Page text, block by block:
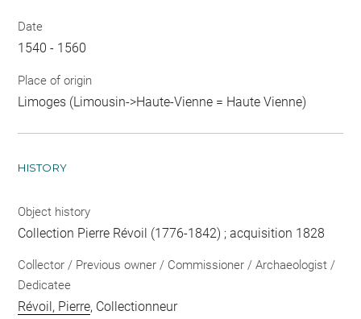
Date
1540 - 1560
Place of origin
Limoges (Limousin->Haute-Vienne = Haute Vienne)
HISTORY
Object history
Collection Pierre Révoil (1776-1842) ; acquisition 1828
Collector / Previous owner / Commissioner / Archaeologist /
Dedicatee
Révoil, Pierre, Collectionneur